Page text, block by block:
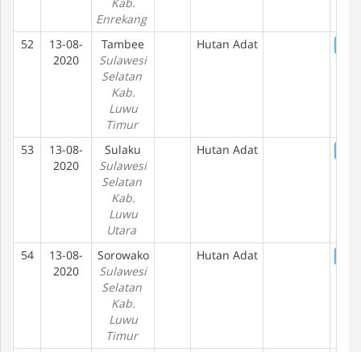
Enrekang
52
13-08-
2020
Tambee
Sulawesi
Selatan
Kab.
Luwu
Timur
Hutan Adat
53
13-08-
2020
Sulaku
Sulawesi
Selatan
Kab.
Luwu
Utara
Hutan Adat
54
13-08-
2020
Sorowako
Sulawesi
Selatan
Kab.
Luwu
Timur
Hutan Adat